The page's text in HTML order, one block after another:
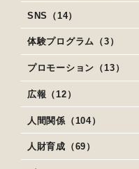
SNS（14）
体験プログラム（3）
プロモーション（13）
広報（12）
人間関係（104）
人財育成（69）